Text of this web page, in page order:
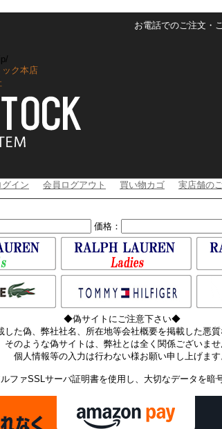
ク本店
お電話でのご注文・
イン 会員ログアウト 買い物カゴ 実店舗の
価格：
◆偽サイトにご注意下さい◆
た偽、弊社社名、所在地等会社概要を掲載した悪質
そのような偽サイトは、弊社とは全く関係ございませ
個人情報等の入力は行わない様お願い申し上げます
ファSSLサーバ証明書を使用し、大切なデータを暗